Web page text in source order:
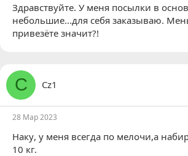
Здравствуйте. У меня посылки в
небольшие...для себя заказываю.
привезёте значит?!
C Cz1
28 Мар 2023
Наку, у меня всегда по мелочи,а
10 кг.